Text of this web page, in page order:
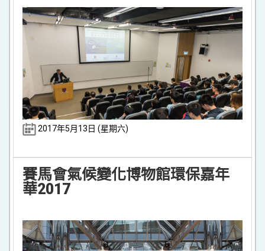
2017年5月13日 (星期六)
賽馬會氣候變化博物館環保嘉年
華2017